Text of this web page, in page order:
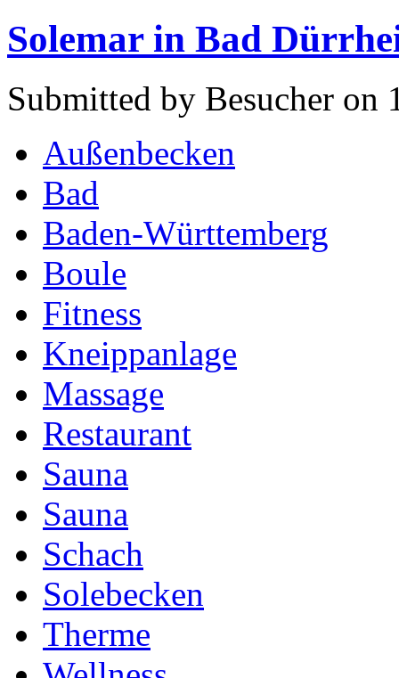
Solemar in Bad
Submitted by Besucher on
Außenbecken
Bad
Baden-Württemberg
Boule
Fitness
Kneippanlage
Massage
Restaurant
Sauna
Sauna
Schach
Solebecken
Therme